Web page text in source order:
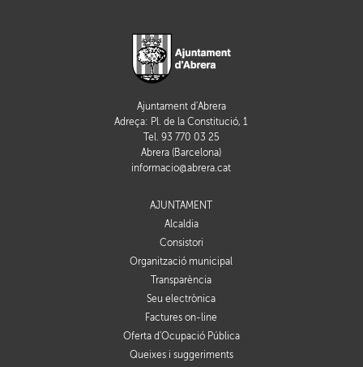
Ajuntament d'Abrera
Adreça: Pl. de la Constitució, 1
Tel. 93 770 03 25
Abrera (Barcelona)
informacio@abrera.cat
AJUNTAMENT
Alcaldia
Consistori
Organització municipal
Transparència
Seu electrònica
Factures on-line
Oferta d'Ocupació Pública
Queixes i suggeriments